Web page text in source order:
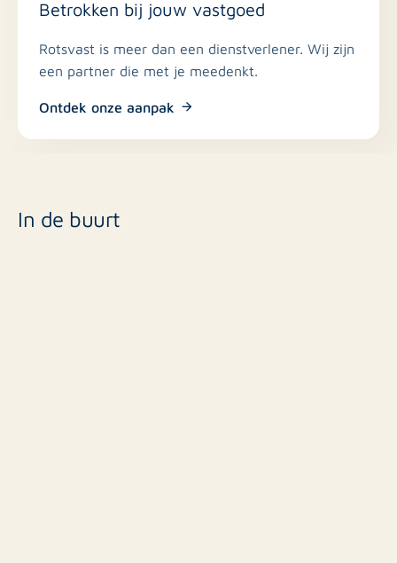
Waarborgsom van € 4.300,-.
Huurcriteria
maandinkomen dient te hebben van minimaal 3 x de
kale maandhuur.
paspoort, drie recente salarisstroken en een getekende
Betrokken bij jouw vastgoed
Rotsvast is meer dan een dienstverlener. Wij zijn
een partner die met je meedenkt.
Ontdek onze aanpak
In de buurt